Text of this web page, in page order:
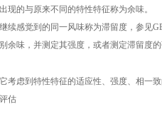
的与原来不同的特性特征称为余味。
感觉到的同一风味称为滞留度，参见GB
味，并测定其强度，或者测定滞留度的
虑到特性特征的适应性、强度、相一致
估